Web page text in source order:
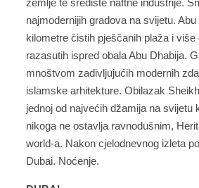
najmodernijih gradova na svijetu.
kilometre čistih pješčanih plaža i više
razasutih ispred obala Abu Dhabija.
mnoštvom zadivljujućih modernih
islamske arhitekture. Obilazak
jednoj od najvećih džamija na svijetu
nikoga ne ostavlja ravnodušnim,
world-a. Nakon cjelodnevnog izleta
Dubai. Noćenje.